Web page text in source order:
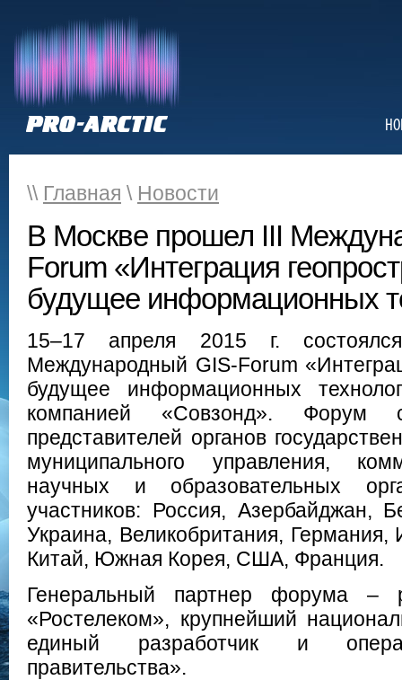
\\ Главная \ Новости
В Москве прошел III
Forum «Интеграция
будущее информационных
15–17 апреля 2015 г.
Международный GIS-Forum
будущее информационных
компанией «Совзонд». Форум
представителей органов
муниципального управления,
научных и образовательных
участников: Россия, Азербайджан,
Украина, Великобритания,
Китай, Южная Корея, США, Франция.
Генеральный партнер форума –
«Ростелеком», крупнейший
единый разработчик и
правительства».